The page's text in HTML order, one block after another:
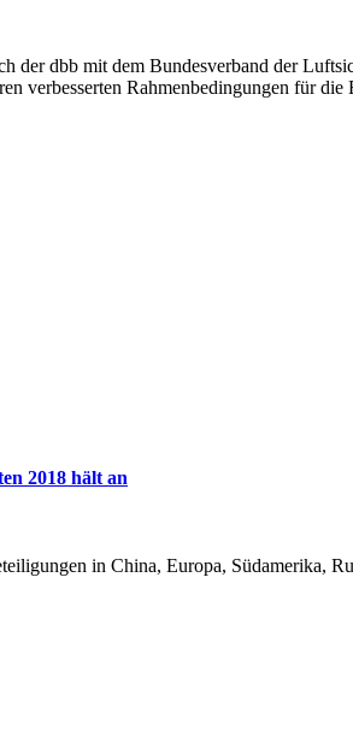
dbb mit dem Bundesverband der
verbesserten Rahmenbedingungen für die
2018 hält an
in China, Europa, Südamerika,